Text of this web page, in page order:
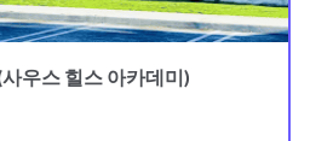
우스 힐스 아카데미)